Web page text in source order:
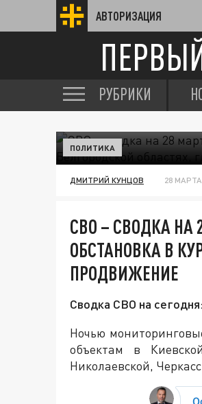
АВТОРИЗАЦИЯ
РУБРИКИ
ПОЛИТИКА
ДМИТРИЙ КУНЦОВ 28 МАРТА
СВО – СВОДКА НА
ОБСТАНОВКА В
ПРОДВИЖЕНИЕ
Сводка СВО на
Ночью
объектам в
Николаевской,